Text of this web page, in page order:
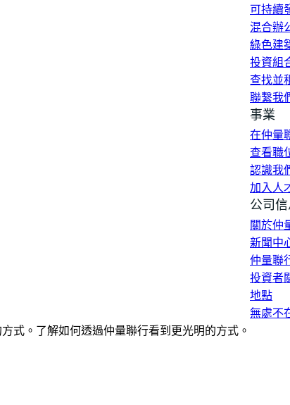
可持續
混合辦
綠色建
投資組
查找並
聯繫我
事業
在仲量
查看職
認識我
加入人
公司
關於仲
新聞中
仲量聯
投資者
地點
無處不
式。了解如何透過仲量聯行看到更光明的方式。